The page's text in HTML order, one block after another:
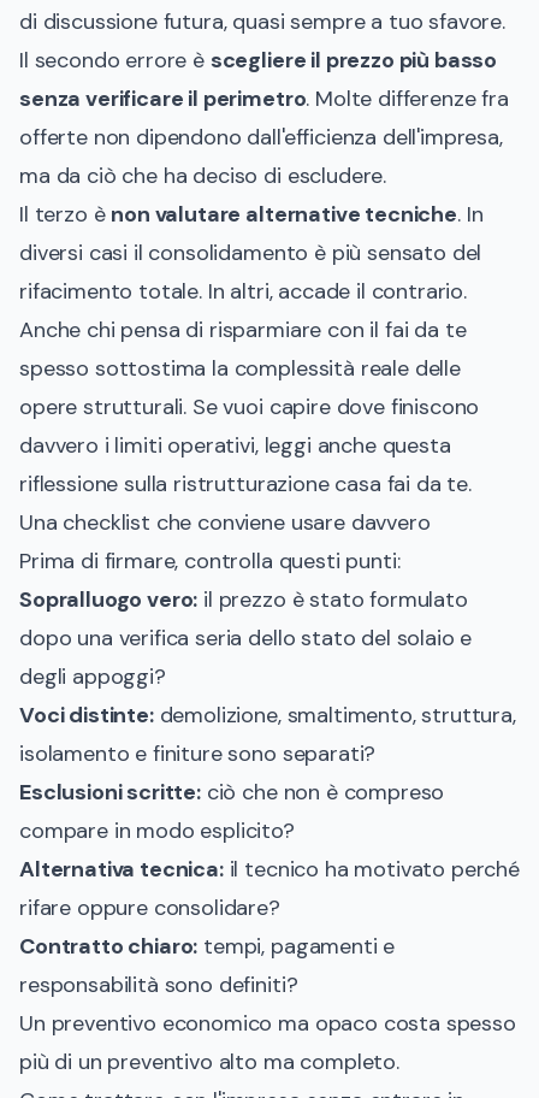
di discussione futura, quasi sempre a tuo sfavore.
Il secondo errore è scegliere il prezzo più basso
senza verificare il perimetro. Molte differenze fra
offerte non dipendono dall'efficienza dell'impresa,
ma da ciò che ha deciso di escludere.
Il terzo è non valutare alternative tecniche. In
diversi casi il consolidamento è più sensato del
rifacimento totale. In altri, accade il contrario.
Anche chi pensa di risparmiare con il fai da te
spesso sottostima la complessità reale delle
opere strutturali. Se vuoi capire dove finiscono
davvero i limiti operativi, leggi anche questa
riflessione sulla ristrutturazione casa fai da te.
Una checklist che conviene usare davvero
Prima di firmare, controlla questi punti:
Sopralluogo vero: il prezzo è stato formulato
dopo una verifica seria dello stato del solaio e
degli appoggi?
Voci distinte:demolizione, smaltimento, struttura,
isolamento e finiture sono separati?
Esclusioni scritte:ciò che non è compreso
compare in modo esplicito?
Alternativa tecnica:il tecnico ha motivato perché
rifare oppure consolidare?
Contratto chiaro: tempi, pagamenti e
responsabilità sono definiti?
Un preventivo economico ma opaco costa spesso
più di un preventivo alto ma completo.